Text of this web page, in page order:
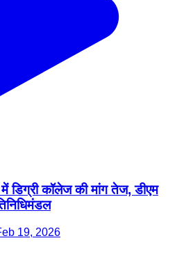
डिग्री कॉलेज की मांग तेज, डीएम
19, 2026